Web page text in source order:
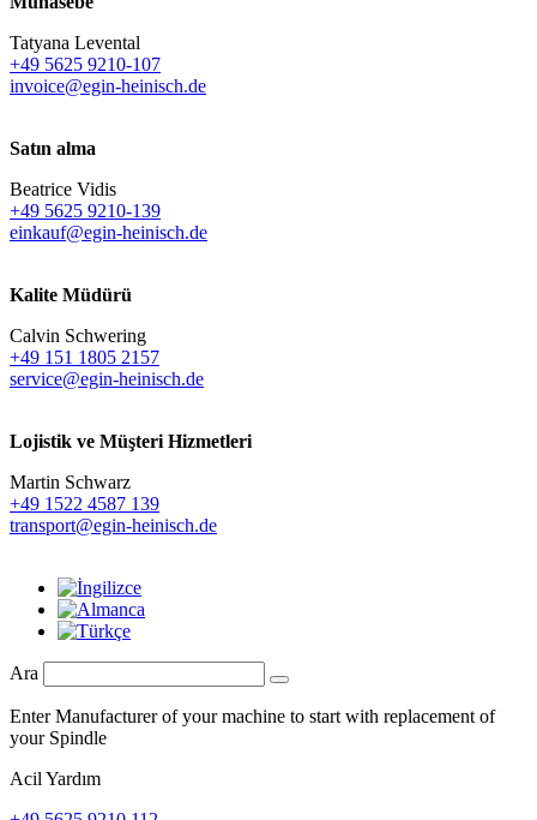
Tatyana Levental
+49 5625 9210-107
invoice@egin-heinisch.de
Satın alma
Beatrice Vidis
+49 5625 9210-139
einkauf@egin-heinisch.de
Kalite Müdürü
Calvin Schwering
+49 151 1805 2157
service@egin-heinisch.de
Lojistik ve Müşteri Hizmetleri
Martin Schwarz
+49 1522 4587 139
transport@egin-heinisch.de
Ara
Enter Manufacturer of your machine to start with replacement of
your Spindle
Acil Yardım